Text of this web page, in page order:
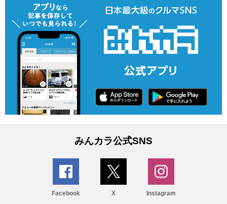
みんカラ公式SNS
Facebook X Instagram